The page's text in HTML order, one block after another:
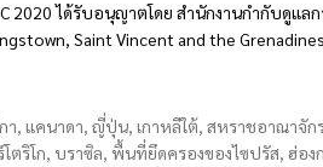
ได้รับอนุญาตโดย สำนักงานกำกับดูแล
Saint Vincent and the Grenadines
, แคนาดา, ญี่ปุ่น, เกาหลีใต้, สหราชอาณาจั
ตริโก, บราซิล, พื้นที่ยึดครองของไซปรัส, ฮ่อ